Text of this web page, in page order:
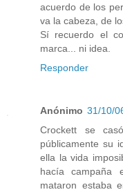
acuerdo de los
va la cabeza, de
Sí recuerdo el
marca... ni idea.
Responder
Anónimo 31/10/
Crockett se
públicamente su
ella la vida
hacía campaña
mataron estaba